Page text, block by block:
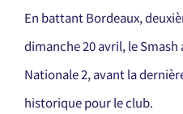
En battant Bordeaux,
dimanche 20 avril, le Smash
Nationale 2, avant la
historique pour le club.